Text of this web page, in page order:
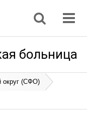
больница
округ (СФО)